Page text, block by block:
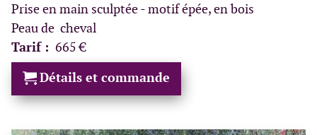
Prise en main sculptée - motif épée, en bois
Peau de cheval
Tarif : 665 €
Détails et commande